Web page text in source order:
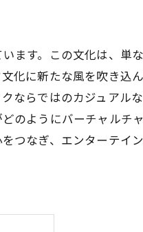
ます。この文化は、単
化に新たな風を吹き込
ならではのカジュアル
のようにバーチャルチ
つなぎ、エンターテイ